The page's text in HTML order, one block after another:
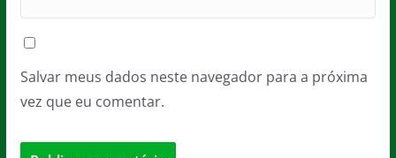
Salvar meus dados neste navegador para a próxima
vez que eu comentar.